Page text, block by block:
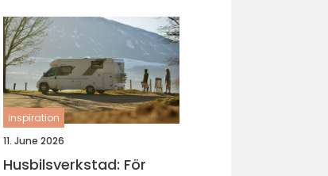
inspiration
11. June 2026
Husbilsverkstad: För